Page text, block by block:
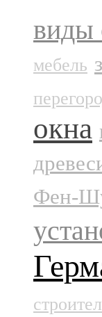
виды
мебель
окна
Фен-